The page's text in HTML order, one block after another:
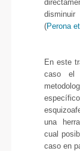
(Perona
En este
caso el
una
cual
caso en